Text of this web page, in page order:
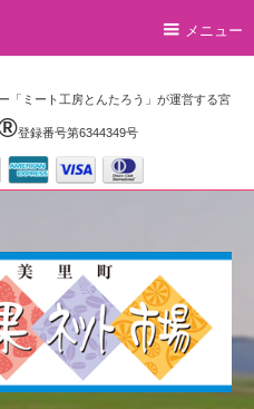
メニュー
「ミート工房とんたろう」が運営する宮
登録番号第6344349号